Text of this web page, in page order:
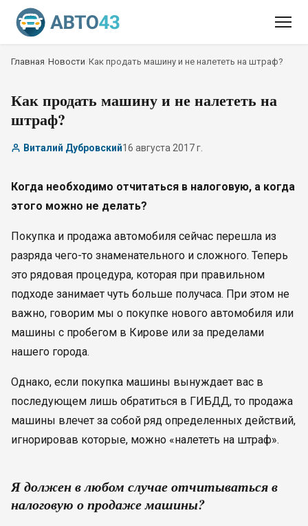
Главная Новости Как продать машину и не налететь на штраф?
Как продать машину и не налететь на
штраф?
Виталий Дубровский16 августа 2017 г.
Когда необходимо отчитаться в налоговую, а когда
этого можно не делать?
Покупка и продажа автомобиля сейчас перешла из
разряда чего-то знаменательного и сложного. Теперь
это рядовая процедура, которая при правильном
подходе занимает чуть больше получаса. При этом не
важно, говорим мы о покупке нового автомобиля или
машины с пробегом в Кирове или за пределами
нашего города.
Однако, если покупка машины вынуждает вас в
последующем лишь обратиться в ГИБДД, то продажа
машины влечет за собой ряд определенных действий,
игнорировав которые, можно «налететь на штраф».
Я должен в любом случае отчитываться в
налоговую о продаже машины?